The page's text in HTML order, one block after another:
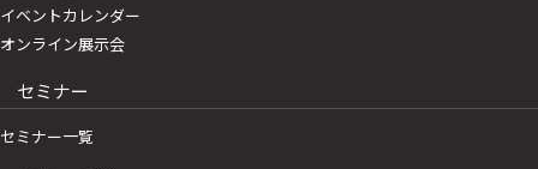
イベントカレンダー
オンライン展示会
セミナー
セミナー一覧